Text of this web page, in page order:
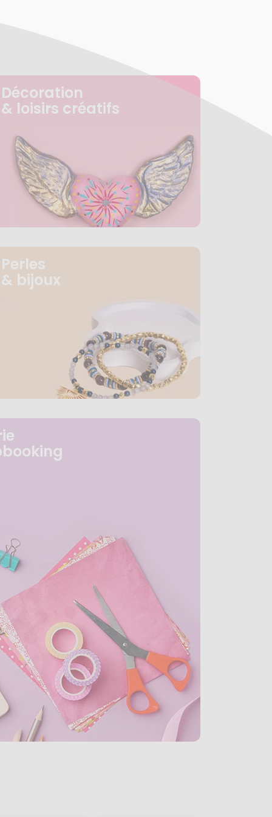
Décoration
& loisirs créatifs
Perles
& bijoux